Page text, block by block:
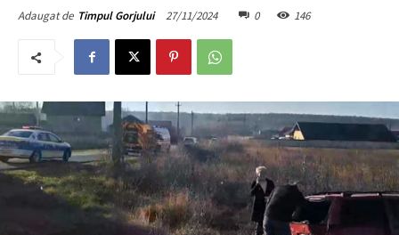
Adaugat de Timpul Gorjului 27/11/2024 0 146